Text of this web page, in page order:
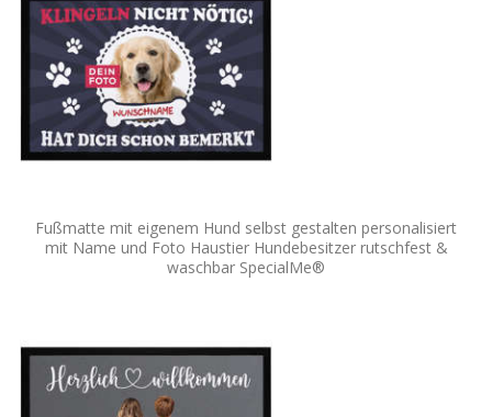
Fußmatte mit eigenem Hund selbst gestalten personalisiert
mit Name und Foto Haustier Hundebesitzer rutschfest &
waschbar SpecialMe®